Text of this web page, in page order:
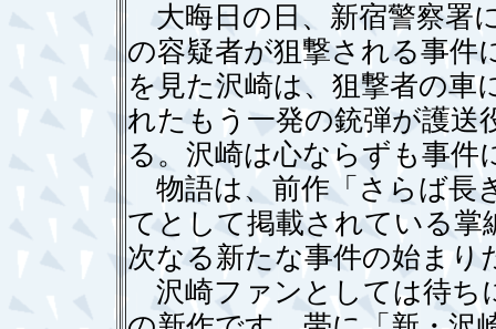
大晦日の日、新宿警察署
の容疑者が狙撃される事件
を見た沢崎は、狙撃者の車
れたもう一発の銃弾が護送
る。沢崎は心ならずも事
物語は、前作「さらば長
てとして掲載されている掌
次なる新たな事件の始まり
沢崎ファンとしては待ち